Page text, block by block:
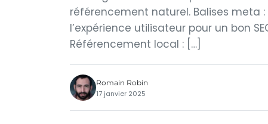
référencement naturel. Balises meta
l’expérience utilisateur pour un bon
Référencement local : […]
Romain Robin
17 janvier 2025